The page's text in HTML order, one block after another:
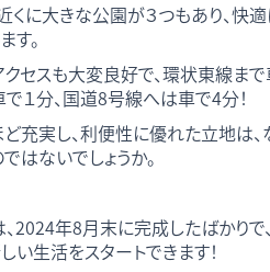
くに大きな公園が３つもあり、快
す。
セスも大変良好で、環状東線ま
１分、国道8号線へは車で4分！
充実し、利便性に優れた立地は
はないでしょうか。
2024年8月末に完成したばかり
い生活をスタートできます！